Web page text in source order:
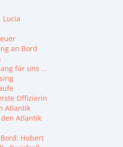
Lucia
an Bord
für uns …
Offizierin
Atlantik
Atlantik
Hubert